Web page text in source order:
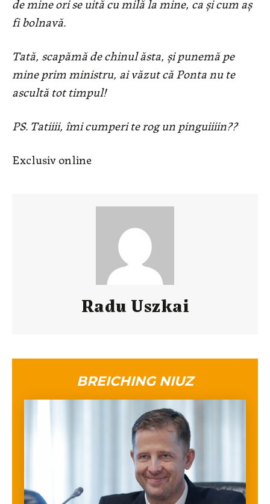
fi bolnavă.
Tată, scapămă de chinul ăsta, și punemă pe
mine prim ministru, ai văzut că Ponta nu te
ascultă tot timpul!
PS. Tatiiii, îmi cumperi te rog un pinguiiiin??
Exclusiv online
Radu Uszkai
BREICHING NIUZ